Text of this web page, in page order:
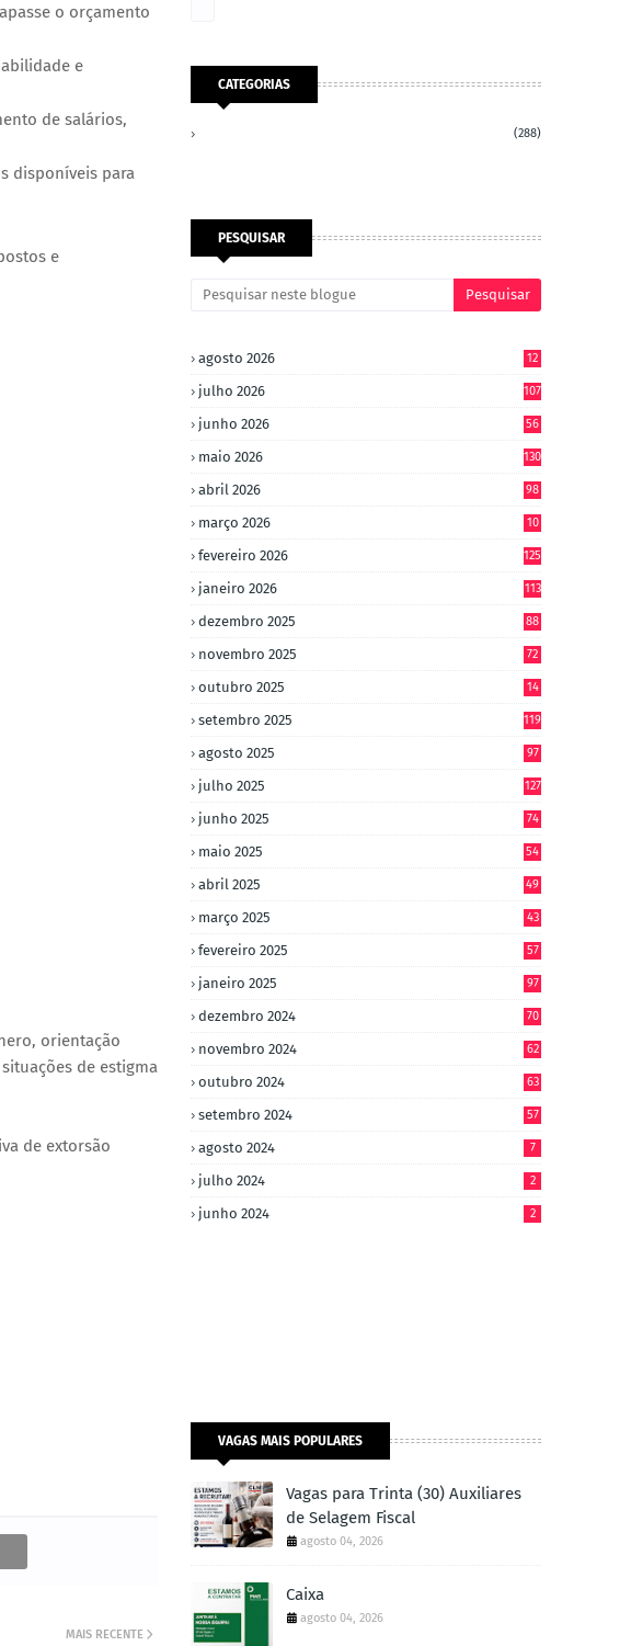
o orçamento
e
de salários,
disponíveis para
e
orientação
de estigma
de extorsão
MAIS RECENTE
CATEGORIAS
(288)
PESQUISAR
agosto 2026 12
julho 2026 107
junho 2026 56
maio 2026 130
abril 2026 98
março 2026
10
fevereiro 2026 125
janeiro 2026 113
dezembro 2025 88
novembro 2025 72
outubro 2025
14
setembro 2025 119
agosto 2025 97
julho 2025 127
junho 2025 74
maio 2025 54
abril 2025 49
março 2025 43
fevereiro 2025 57
janeiro 2025 97
dezembro 2024 70
novembro 2024 62
outubro 2024 63
setembro 2024 57
agosto 2024 7
julho 2024 2
junho 2024 2
VAGAS MAIS POPULARES
Vagas para Trinta (30) Auxiliares
de Selagem Fiscal
agosto 04, 2026
Caixa
agosto 04, 2026